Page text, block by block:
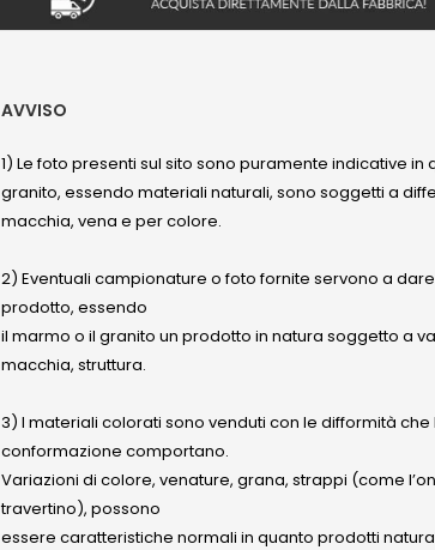
AVVISO
1) Le foto presenti sul sito sono puramente indicative in
granito, essendo materiali naturali, sono soggetti a
macchia, vena e per colore.
2) Eventuali campionature o foto fornite servono a
prodotto, essendo
il marmo o il granito un prodotto in natura soggetto a
macchia, struttura.
3) I materiali colorati sono venduti con le difformità che
conformazione comportano.
Variazioni di colore, venature, grana, strappi (come
travertino), possono
essere caratteristiche normali in quanto prodotti